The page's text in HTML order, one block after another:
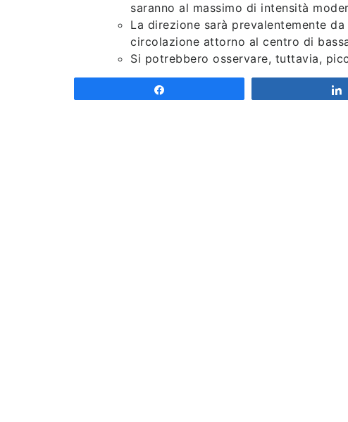
saranno al massimo di intensità
La direzione sarà prevalentemente
circolazione attorno al centro di
Si potrebbero osservare, tuttavia,
coste della Puglia, a causa della sua